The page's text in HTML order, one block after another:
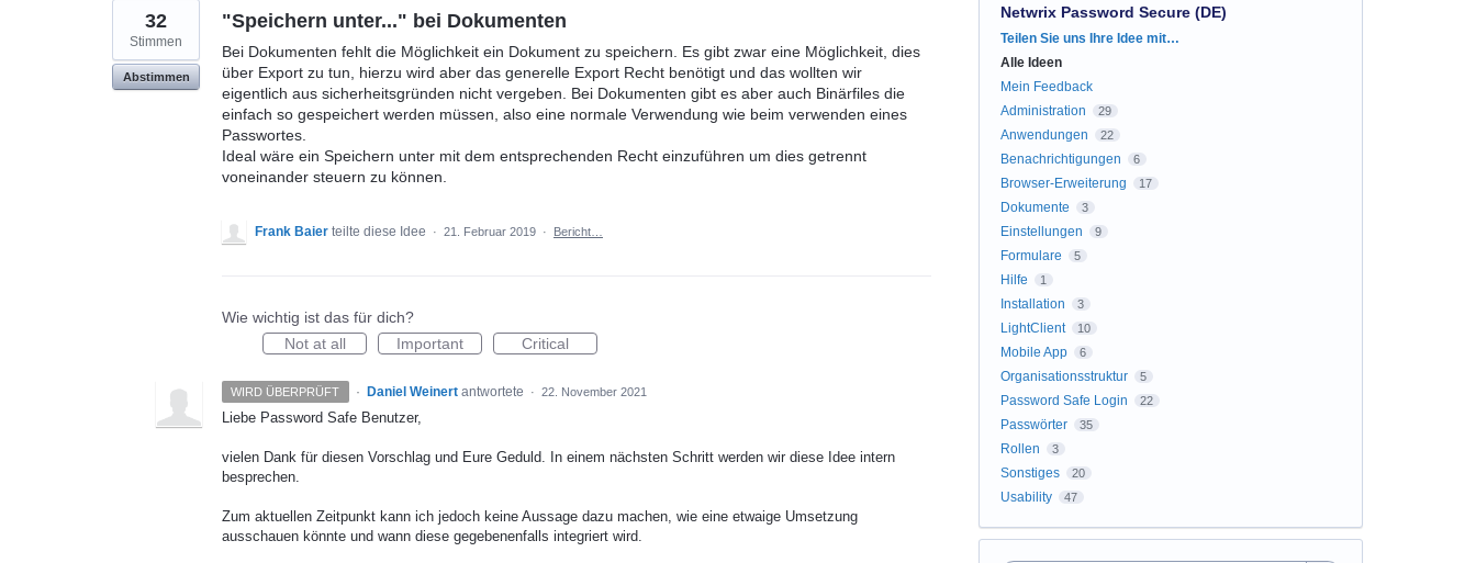
"Speichern unter..." bei Dokumenten
Bei Dokumenten fehlt die Möglichkeit ein Dokument zu speichern. Es gibt zwar eine Möglichkeit, dies
über Export zu tun, hierzu wird aber das generelle Export Recht benötigt und das wollten wir
eigentlich aus sicherheitsgründen nicht vergeben. Bei Dokumenten gibt es aber auch Binärfiles die
einfach so gespeichert werden müssen, also eine normale Verwendung wie beim verwenden eines
Passwortes.
Ideal wäre ein Speichern unter mit dem entsprechenden Recht einzuführen um dies getrennt
voneinander steuern zu können.
32
Stimmen
Abstimmen
Frank Baier teilte diese Idee · 21. Februar 2019 · Bericht…
Wie wichtig ist das für dich?
Not at all
Important Critical
WIRD ÜBERPRÜFT · Daniel Weinert antwortete · 22. November 2021
Liebe Password Safe Benutzer,
vielen Dank für diesen Vorschlag und Eure Geduld. In einem nächsten Schritt werden wir diese Idee intern
besprechen.
Zum aktuellen Zeitpunkt kann ich jedoch keine Aussage dazu machen, wie eine etwaige Umsetzung
ausschauen könnte und wann diese gegebenenfalls integriert wird.
Netwrix Password Secure (DE)
Kategorien
Teilen Sie uns Ihre Idee mit…
Alle Ideen
Mein Feedback
Administration
29
Anwendungen 22
Benachrichtigungen 6
Browser-Erweiterung 17
Dokumente 3
Einstellungen 9
Formulare 5
Hilfe 1
Installation 3
LightClient 10
Mobile App 6
Organisationsstruktur 5
Password Safe Login 22
Passwörter 35
Rollen 3
Sonstiges 20
Usability 47